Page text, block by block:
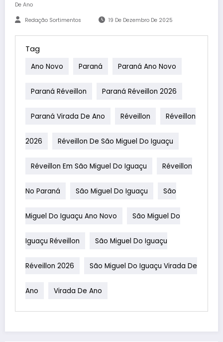
De Ano
Redação Sortimentos 19 De Dezembro De 2025
Tag
Ano Novo Paraná Paraná Ano Novo
Paraná Réveillon Paraná Réveillon 2026
Paraná Virada De Ano Réveillon Réveillon
2026 Réveillon De São Miguel Do Iguaçu
Réveillon Em São Miguel Do Iguaçu Réveillon
No Paraná São Miguel Do Iguaçu São
Miguel Do Iguaçu Ano Novo São Miguel Do
Iguaçu Réveillon São Miguel Do Iguaçu
Réveillon 2026 São Miguel Do Iguaçu Virada De
Ano Virada De Ano